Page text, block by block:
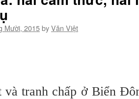
Mười, 2015byVăn Việt
và tranh chấp ở Biển